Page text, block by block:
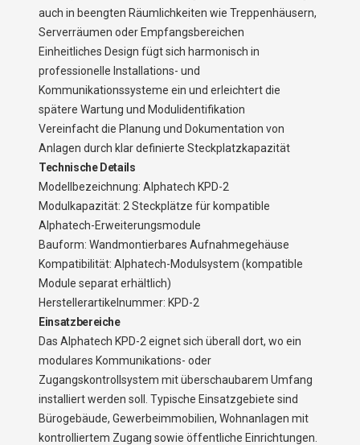
auch in beengten Räumlichkeiten wie Treppenhäusern,
Serverräumen oder Empfangsbereichen
Einheitliches Design fügt sich harmonisch in
professionelle Installations- und
Kommunikationssysteme ein und erleichtert die
spätere Wartung und Modulidentifikation
Vereinfacht die Planung und Dokumentation von
Anlagen durch klar definierte Steckplatzkapazität
Technische Details
Modellbezeichnung: Alphatech KPD-2
Modulkapazität: 2 Steckplätze für kompatible
Alphatech-Erweiterungsmodule
Bauform: Wandmontierbares Aufnahmegehäuse
Kompatibilität: Alphatech-Modulsystem (kompatible
Module separat erhältlich)
Herstellerartikelnummer: KPD-2
Einsatzbereiche
Das Alphatech KPD-2 eignet sich überall dort, wo ein
modulares Kommunikations- oder
Zugangskontrollsystem mit überschaubarem Umfang
installiert werden soll. Typische Einsatzgebiete sind
Bürogebäude, Gewerbeimmobilien, Wohnanlagen mit
kontrolliertem Zugang sowie öffentliche Einrichtungen.